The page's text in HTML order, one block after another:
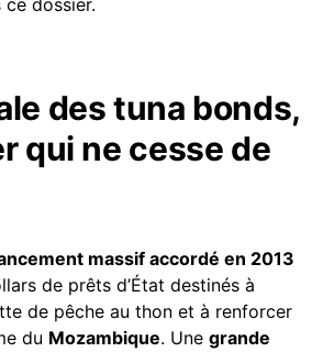
ce dossier.
des tuna bonds,
qui ne cesse de
massif accordé en 2013
de prêts d’État destinés à
de pêche au thon et à renforcer
du Mozambique. Une grande